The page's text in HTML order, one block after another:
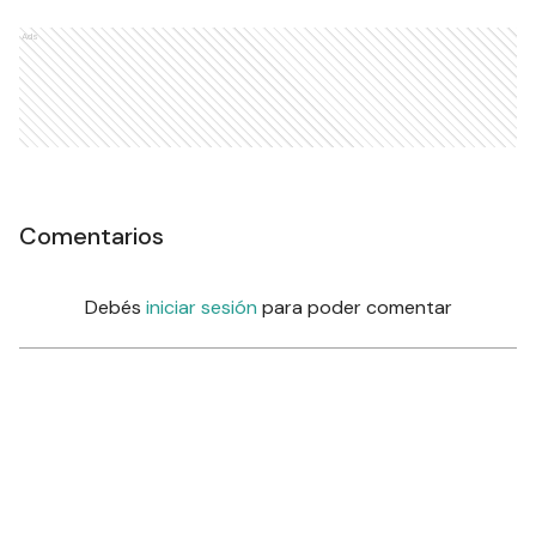
Ads
Comentarios
Debés iniciar sesión para poder comentar